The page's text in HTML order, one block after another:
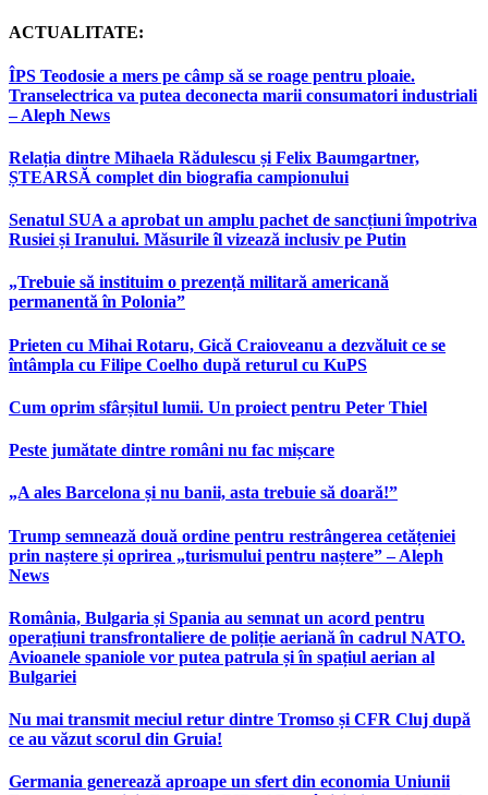
ACTUALITATE:
ÎPS Teodosie a mers pe câmp să se roage pentru ploaie.
Transelectrica va putea deconecta marii consumatori industriali
– Aleph News
Relația dintre Mihaela Rădulescu și Felix Baumgartner,
ȘTEARSĂ complet din biografia campionului
Senatul SUA a aprobat un amplu pachet de sancțiuni împotriva
Rusiei și Iranului. Măsurile îl vizează inclusiv pe Putin
„Trebuie să instituim o prezență militară americană
permanentă în Polonia”
Prieten cu Mihai Rotaru, Gică Craioveanu a dezvăluit ce se
întâmpla cu Filipe Coelho după returul cu KuPS
Cum oprim sfârșitul lumii. Un proiect pentru Peter Thiel
Peste jumătate dintre români nu fac mișcare
„A ales Barcelona și nu banii, asta trebuie să doară!”
Trump semnează două ordine pentru restrângerea cetățeniei
prin naștere și oprirea „turismului pentru naștere” – Aleph
News
România, Bulgaria și Spania au semnat un acord pentru
operațiuni transfrontaliere de poliție aeriană în cadrul NATO.
Avioanele spaniole vor putea patrula și în spațiul aerian al
Bulgariei
Nu mai transmit meciul retur dintre Tromso și CFR Cluj după
ce au văzut scorul din Gruia!
Germania generează aproape un sfert din economia Uniunii